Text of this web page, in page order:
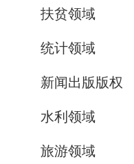
扶贫领域
统计领域
新闻出版版权
水利领域
旅游领域